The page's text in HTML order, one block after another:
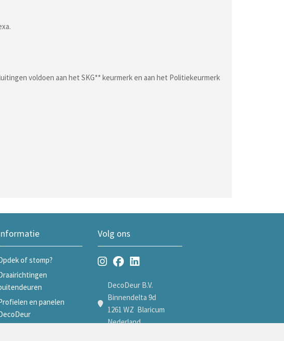
voldoen aan het SKG** keurmerk en aan het Politiekeurmerk
of stomp?
en panelen
Volg ons
DecoDeur B.V.
Binnendelta 9d
1261 WZ Blaricum
Nederland